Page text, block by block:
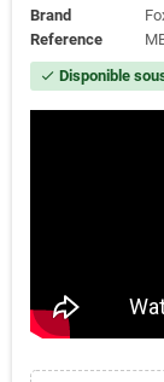
Brand
Reference
check Disponible